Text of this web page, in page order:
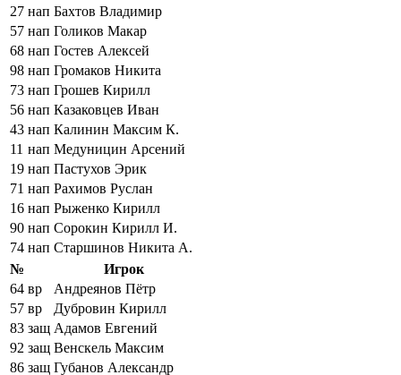
27 нап Бахтов Владимир
57 нап Голиков Макар
68 нап Гостев Алексей
98 нап Громаков Никита
73 нап Грошев Кирилл
56 нап Казаковцев Иван
43 нап Калинин Максим К.
11 нап Медуницин Арсений
19 нап Пастухов Эрик
71 нап Рахимов Руслан
16 нап Рыженко Кирилл
90 нап Сорокин Кирилл И.
74 нап Старшинов Никита А.
№
Игрок
64 вр
Андреянов Пётр
57 вр
Дубровин Кирилл
83 защ Адамов Евгений
92 защ Венскель Максим
86 защ Губанов Александр